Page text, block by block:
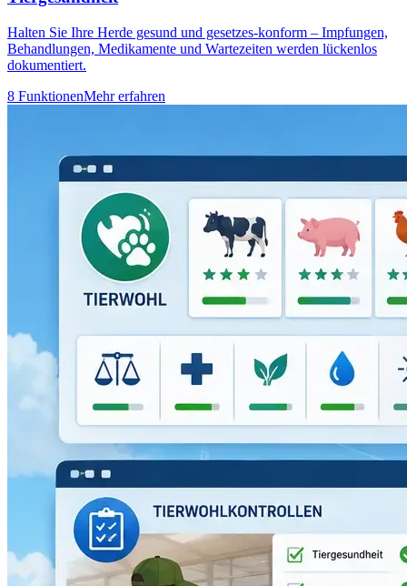
Halten Sie Ihre Herde gesund und gesetzes-konform – Impfungen,
Behandlungen, Medikamente und Wartezeiten werden lückenlos
dokumentiert.
8 FunktionenMehr erfahren